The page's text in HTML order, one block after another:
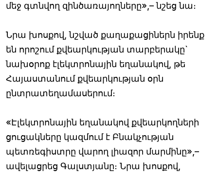
մեջ գտնվող զինծառայողները»,– նշեց նա։
Նրա խոսքով, նշված քաղաքացիներն իրենք
են որոշում քվեարկության տարբերակը`
նախօրոք էլեկտրոնային եղանակով, թե
Հայաստանում քվեարկության օրն
ընտրատեղամասերում։
«Էլեկտրոնային եղանակով քվեարկողների
ցուցակները կազմում է Բնակչության
պետռեգիստրը վարող լիազոր մարմինը»,–
ավելացրեց Գալստյանը։ Նրա խոսքով,